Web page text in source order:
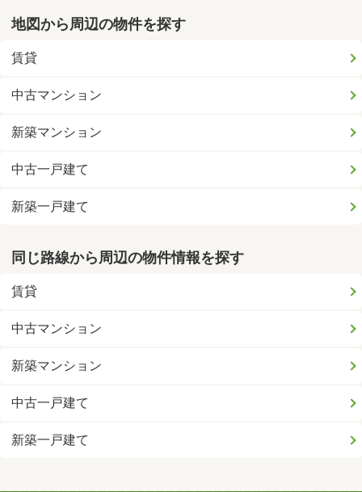
地図から周辺の物件を探す
賃貸
中古マンション
新築マンション
中古一戸建て
新築一戸建て
同じ路線から周辺の物件情報を探す
賃貸
中古マンション
新築マンション
中古一戸建て
新築一戸建て